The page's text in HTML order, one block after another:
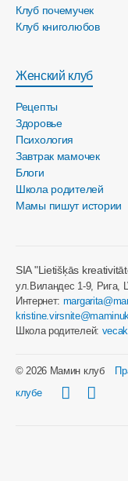
Клуб почемучек
Клуб книголюбов
Женский клуб
Рецепты
Здоровье
Психология
Завтрак мамочек
Блоги
Школа родителей
Мамы пишут истории
SIA "Lietišķās
ул.Виландес 1-9, Рига,
Интернет:
Школа родителей:
© 2026 Мамин клуб
клубе